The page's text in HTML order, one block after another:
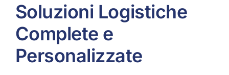
Soluzioni Logistiche
Complete e
Personalizzate